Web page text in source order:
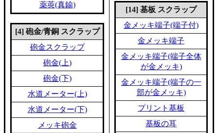
薬莢(真鍮)
[4] 砲金/青銅 スクラップ
砲金スクラップ
砲金(上)
砲金(下)
水道メーター(上)
水道メーター(下)
メッキ砲金
[14] 基板 スクラップ
金メッキ端子(端子付)
金メッキ端子
金メッキ端子(端子全体
が金メッキ)
金メッキ端子(端子の一
部が金メッキ)
プリント基板
基板の耳